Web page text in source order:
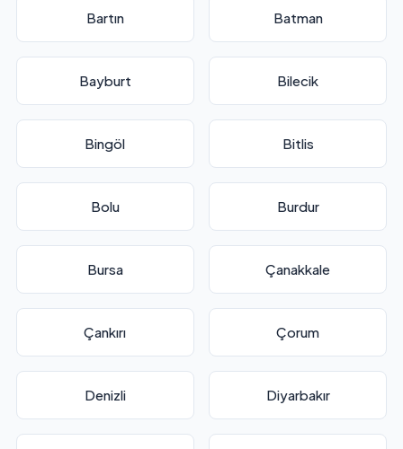
Bartın Batman
Bayburt Bilecik
Bingöl Bitlis
Bolu Burdur
Bursa Çanakkale
Çankırı Çorum
Denizli Diyarbakır